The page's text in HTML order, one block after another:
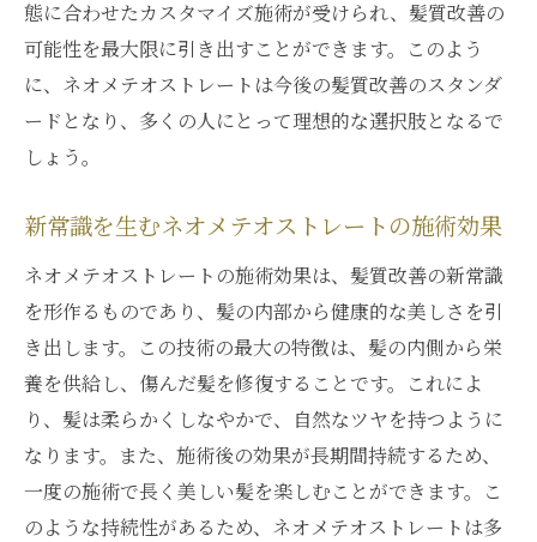
態に合わせたカスタマイズ施術が受けられ、髪質改善の
可能性を最大限に引き出すことができます。このよう
に、ネオメテオストレートは今後の髪質改善のスタンダ
ードとなり、多くの人にとって理想的な選択肢となるで
しょう。
新常識を生むネオメテオストレートの施術効果
ネオメテオストレートの施術効果は、髪質改善の新常識
を形作るものであり、髪の内部から健康的な美しさを引
き出します。この技術の最大の特徴は、髪の内側から栄
養を供給し、傷んだ髪を修復することです。これによ
り、髪は柔らかくしなやかで、自然なツヤを持つように
なります。また、施術後の効果が長期間持続するため、
一度の施術で長く美しい髪を楽しむことができます。こ
のような持続性があるため、ネオメテオストレートは多